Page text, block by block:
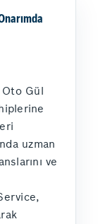
Gül
uzman
ve